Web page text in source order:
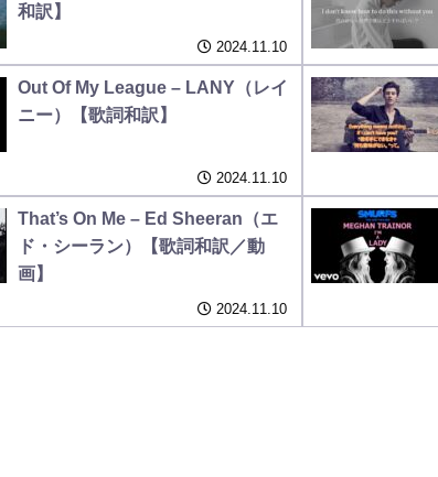
和訳】
2024.11.10
Out Of My League – LANY（レイ
ニー）【歌詞和訳】
2024.11.10
That’s On Me – Ed Sheeran（エ
ド・シーラン）【歌詞和訳／動
画】
2024.11.10